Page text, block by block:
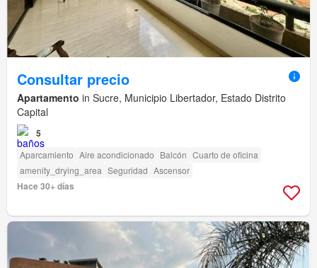
Consultar precio
Apartamento in Sucre, Municipio Libertador, Estado Distrito
Capital
5
Aparcamiento Aire acondicionado Balcón Cuarto de oficina
amenity_drying_area Seguridad Ascensor
Hace 30+ días